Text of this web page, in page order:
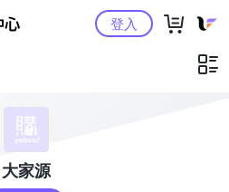
Yahoo購物中心登入
大家源